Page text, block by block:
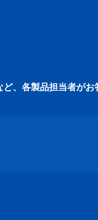
、各製品担当者がお